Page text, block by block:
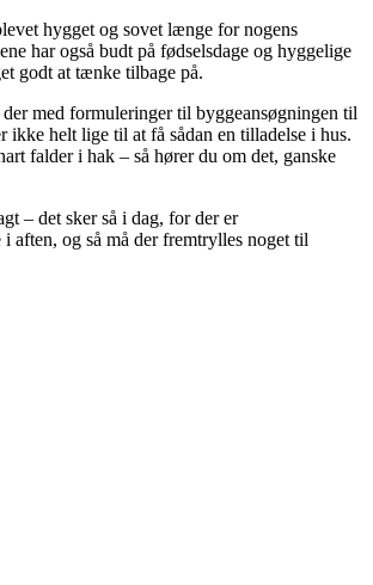
hygget og sovet længe for nogens
har også budt på fødselsdage og hyggelige
godt at tænke tilbage på.
der med formuleringer til byggeansøgningen til
ikke helt lige til at få sådan en tilladelse i hus.
falder i hak – så hører du om det, ganske
– det sker så i dag, for der er
i aften, og så må der fremtrylles noget til